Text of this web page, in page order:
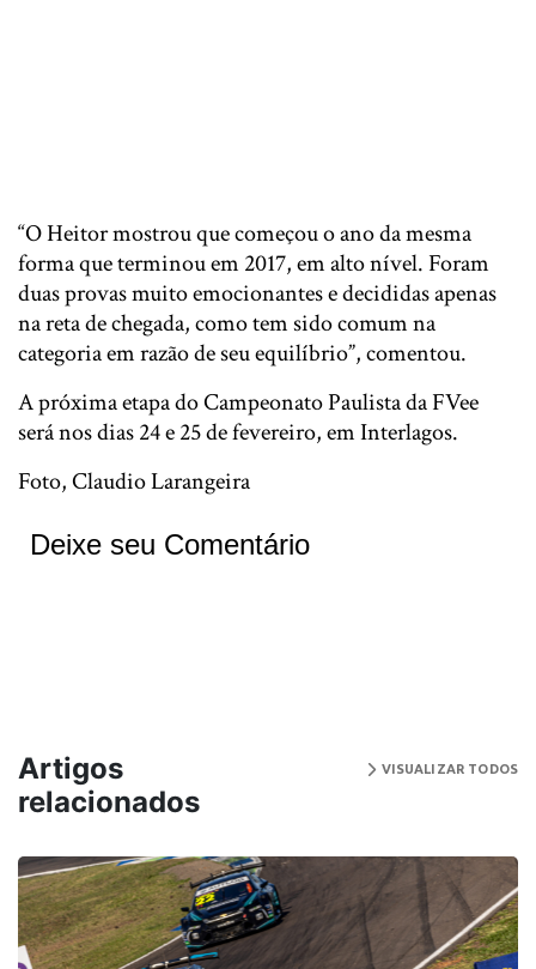
“O Heitor mostrou que começou o ano da mesma
forma que terminou em 2017, em alto nível. Foram
duas provas muito emocionantes e decididas apenas
na reta de chegada, como tem sido comum na
categoria em razão de seu equilíbrio”, comentou.
A próxima etapa do Campeonato Paulista da FVee
será nos dias 24 e 25 de fevereiro, em Interlagos.
Foto, Claudio Larangeira
Deixe seu Comentário
Artigos
relacionados
VISUALIZAR TODOS